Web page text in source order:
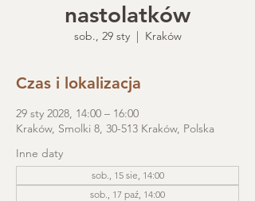
nastolatków
sob., 29 sty
  |
Kraków
Czas i lokalizacja
29 sty 2028, 14:00 – 16:00
Kraków, Smolki 8, 30-513 Kraków, Polska
Inne daty
sob., 15 sie, 14:00
sob., 17 paź, 14:00